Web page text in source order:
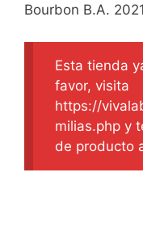
Bourbon B.A. 2021
Esta tienda
favor, visita
https://
milias.php y
de producto